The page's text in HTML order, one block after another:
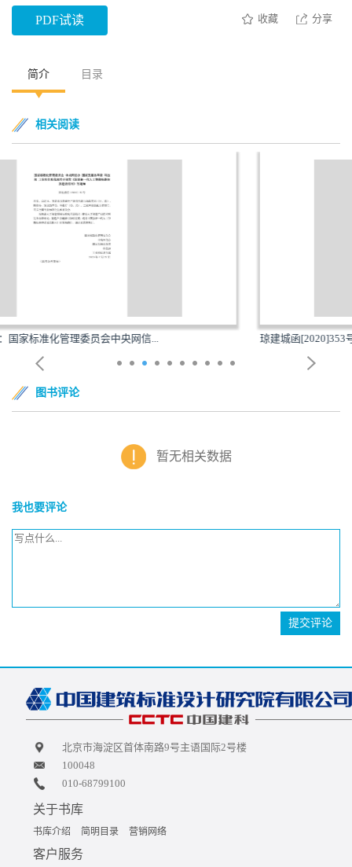
PDF试读 收藏 分享
简介 目录
相关阅读
琼建城函[2020]353号：海南省住房和城乡建设厅海南...
图书评论
暂无相关数据
我也要评论
提交评论
北京市海淀区首体南路9号主语国际2号楼
100048
010-68799100
关于书库
书库介绍 简明目录 营销网络
客户服务